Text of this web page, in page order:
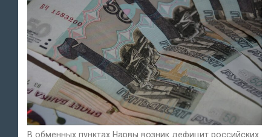
В обменных пунктах Нарвы возник дефицит российских